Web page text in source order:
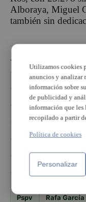
Alboraya, Miguel
también sin
TEMAS
Ayuntamiento de
Ayuntamiento de
Ayuntamiento de
Elvira García
luisa salvador
Pspv Rafa García
Utilizamos cookies
anuncios y analizar
información sobre
de publicidad y
información que les
recopilado a partir
Política de cookies
Personalizar